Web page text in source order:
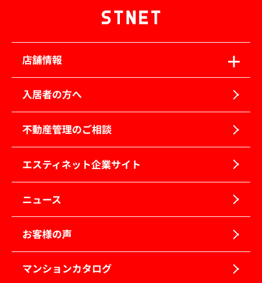
店舗情報
入居者の方へ
不動産管理のご相談
エスティネット企業サイト
ニュース
お客様の声
マンションカタログ